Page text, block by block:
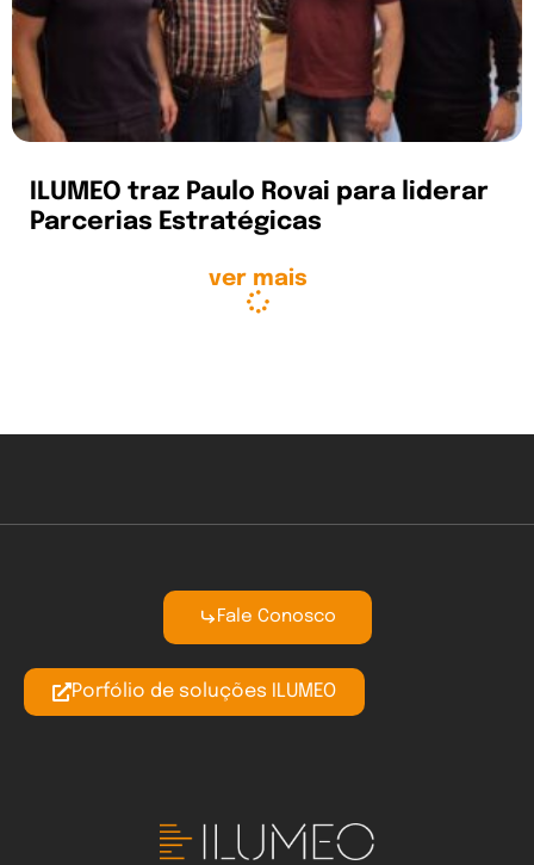
ILUMEO traz Paulo Rovai para liderar
Parcerias Estratégicas
ver mais
Fale Conosco
Porfólio de soluções ILUMEO